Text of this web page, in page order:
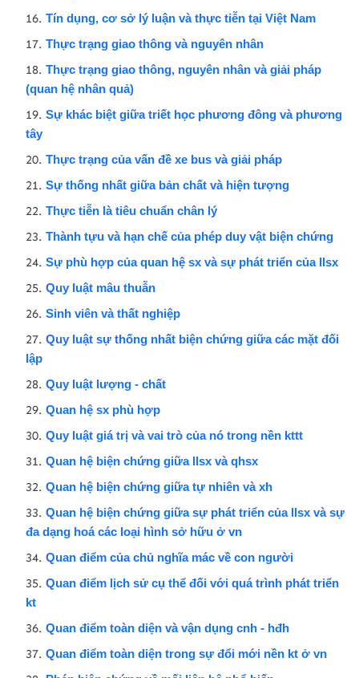
Tín dụng, cơ sở lý luận và thực tiễn tại Việt Nam
Thực trạng giao thông và nguyên nhân
Thực trạng giao thông, nguyên nhân và giải pháp
(quan hệ nhân quả)
Sự khác biệt giữa triết học phương đông và phương
tây
Thực trạng của vấn đề xe bus và giải pháp
Sự thống nhất giữa bản chất và hiện tượng
Thực tiễn là tiêu chuẩn chân lý
Thành tựu và hạn chế của phép duy vật biện chứng
Sự phù hợp của quan hệ sx và sự phát triển của llsx
Quy luật mâu thuẫn
Sinh viên và thất nghiệp
Quy luật sự thống nhất biện chứng giữa các mặt đối
lập
Quy luật lượng - chất
Quan hệ sx phù hợp
Quy luật giá trị và vai trò của nó trong nền kttt
Quan hệ biện chứng giữa llsx và qhsx
Quan hệ biện chứng giữa tự nhiên và xh
Quan hệ biện chứng giữa sự phát triển của llsx và sự
đa dạng hoá các loại hình sở hữu ở vn
Quan điểm của chủ nghĩa mác về con người
Quan điểm lịch sử cụ thể đối với quá trình phát triển
kt
Quan điểm toàn diện và vận dụng cnh - hđh
Quan điểm toàn diện trong sự đổi mới nền kt ở vn